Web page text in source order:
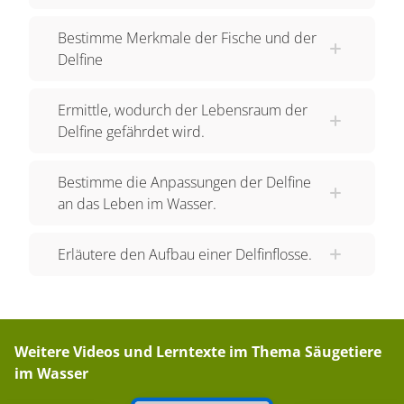
Schwanzflosse, der Fluke. Diese wird von einem
kräftigen Muskel angetrieben, der sich vom Kopf
beim Schwimmen. Auch der stromlinienförmige
Körper und die kleinen Öltröpfchen in der Haut
den Wasserwiderstand. Die Knochen enthalten
ebenfalls Öl und sind dadurch leichter. Da es im
dicke Speckschicht. Wie Fledermäuse nutzen Sie
aus. Treffen diese auf Hindernisse oder
Verhalten fällt auf, wie sozial und intelligent
Bestimme Merkmale der Fische und der
Delfine
Ermittle, wodurch der Lebensraum der
Delfine gefährdet wird.
Bestimme die Anpassungen der Delfine
an das Leben im Wasser.
Erläutere den Aufbau einer Delfinflosse.
Weitere Videos und Lerntexte im Thema Säugetiere
im Wasser